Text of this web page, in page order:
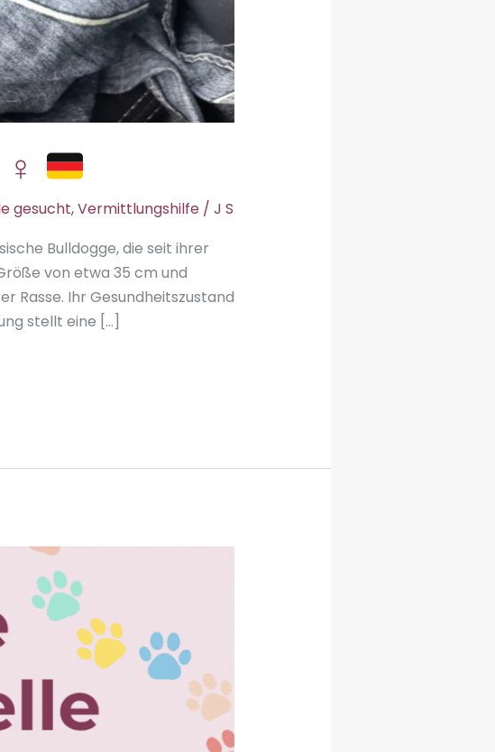
gesucht,Vermittlungshilfe/ J S
Bulldogge, die seit ihrer
von etwa 35 cm und
Rasse. Ihr Gesundheitszustand
stellt eine […]